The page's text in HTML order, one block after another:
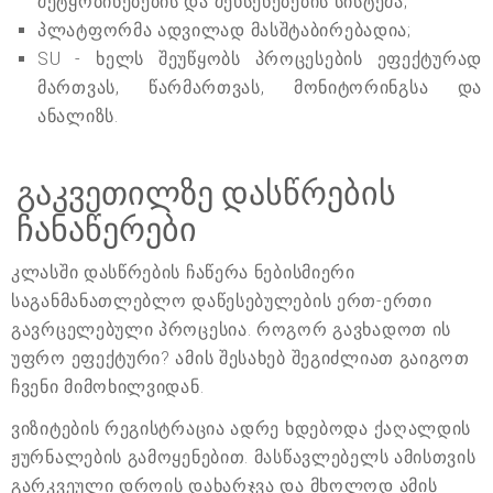
პლატფორმა ადვილად მასშტაბირებადია;
SU - ხელს შეუწყობს პროცესების ეფექტურად
მართვას, წარმართვას, მონიტორინგსა და
ანალიზს.
გაკვეთილზე დასწრების
ჩანაწერები
კლასში დასწრების ჩაწერა ნებისმიერი
საგანმანათლებლო დაწესებულების ერთ-ერთი
გავრცელებული პროცესია. როგორ გავხადოთ ის
უფრო ეფექტური? ამის შესახებ შეგიძლიათ გაიგოთ
ჩვენი მიმოხილვიდან.
ვიზიტების რეგისტრაცია ადრე ხდებოდა ქაღალდის
ჟურნალების გამოყენებით. მასწავლებელს ამისთვის
გარკვეული დროის დახარჯვა და მხოლოდ ამის